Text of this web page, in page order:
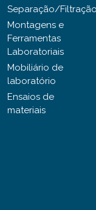
Separação/
Montagens e
Ferramentas
Laboratoriais
Mobiliário de
laboratório
Ensaios de
materiais